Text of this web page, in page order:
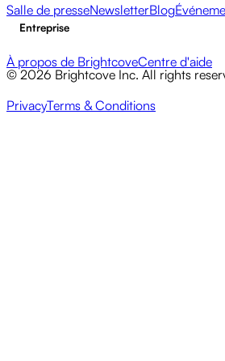
Salle de presseNewsletterBlog
Entreprise
À propos de BrightcoveCentre d'aide
© 2026 Brightcove Inc. All rights
PrivacyTerms & Conditions